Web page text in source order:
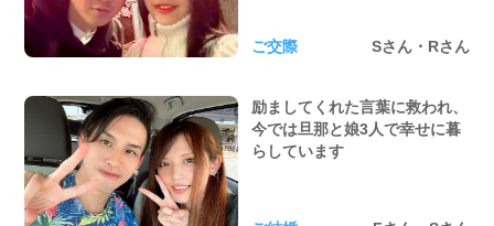
ご交際 Sさん・Rさん
励ましてくれた言葉に救われ、
今では旦那と娘3人で幸せに暮
らしています